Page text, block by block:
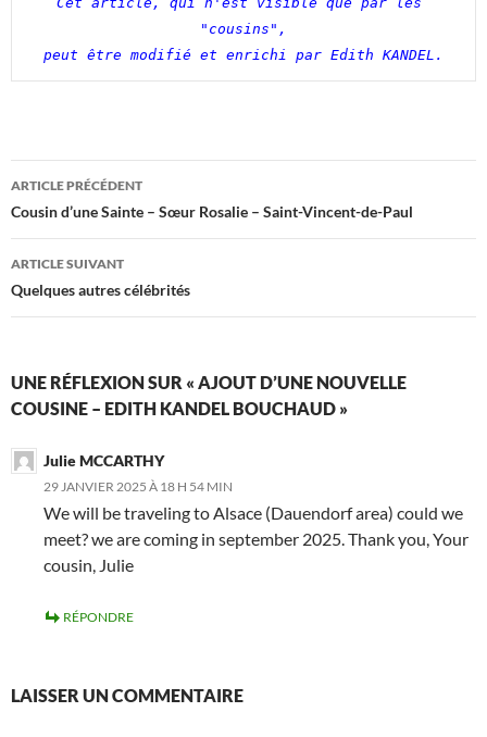
"cousins",
peut être modifié et enrichi par Edith KANDEL.
Navigation
des
articles
ARTICLE PRÉCÉDENT
Cousin d’une Sainte – Sœur Rosalie – Saint-Vincent-de-Paul
ARTICLE SUIVANT
Quelques autres célébrités
UNE RÉFLEXION SUR « AJOUT D’UNE NOUVELLE
COUSINE – EDITH KANDEL BOUCHAUD »
Julie MCCARTHY
29 JANVIER 2025 À 18 H 54 MIN
We will be traveling to Alsace (Dauendorf area) could we
meet? we are coming in september 2025. Thank you, Your
cousin, Julie
RÉPONDRE
LAISSER UN COMMENTAIRE